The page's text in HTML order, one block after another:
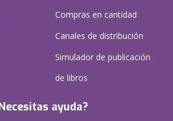
Compras en cantidad
Canales de distribución
Simulador de publicación
de libros
ayuda?